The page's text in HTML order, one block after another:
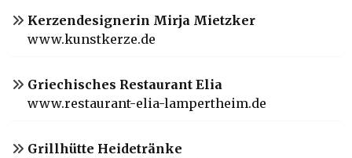
Kerzendesignerin Mirja Mietzker
www.kunstkerze.de
Griechisches Restaurant Elia
www.restaurant-elia-lampertheim.de
Grillhütte Heidetränke